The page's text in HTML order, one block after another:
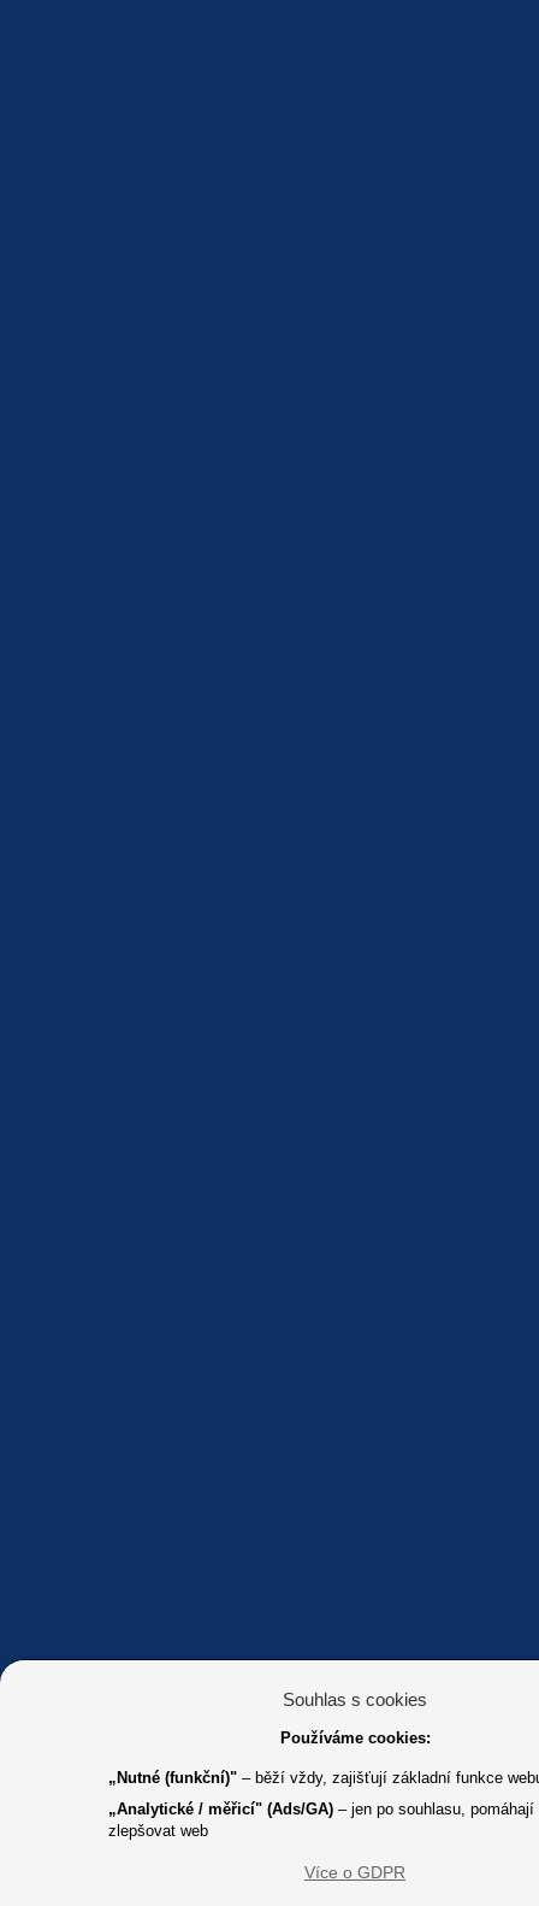
Souhlas s cookies
Používáme cookies:
„Nutné (funkční)" – běží vždy, zajišťují základní funkce
„Analytické / měřicí" (Ads/GA) – jen po souhlasu, pomáhají
zlepšovat web
Více o GDPR